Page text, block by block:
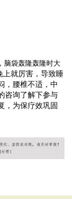
脑袋轰隆轰隆时大
上就厉害，导致睡
，腰椎不适，中
咨询了解下参与
，为保疗效巩固